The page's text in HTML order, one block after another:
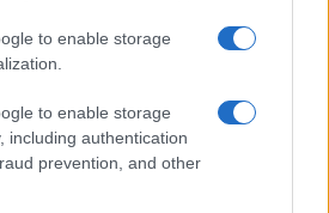
to enable storage
to enable storage
including authentication
prevention, and other
irta valaki a csatlakoztathato Gps
nagyon kicsi ehhez!amugy minden